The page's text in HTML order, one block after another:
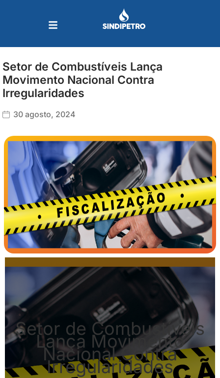
Setor de Combustíveis Lança
Movimento Nacional Contra
Irregularidades
30 agosto, 2024
Setor de Combustíveis
Lança Movimento
Nacional Contra
Irregularidades